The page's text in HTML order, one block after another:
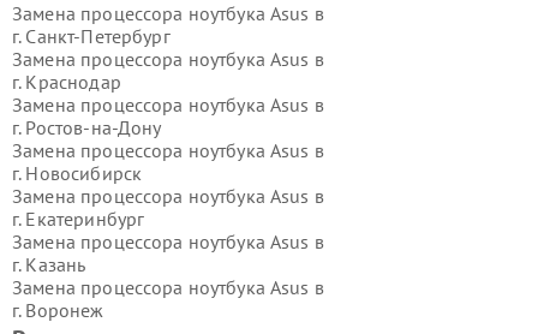
Замена процессора ноутбука Asus в
г. Санкт-Петербург
Замена процессора ноутбука Asus в
г. Краснодар
Замена процессора ноутбука Asus в
г. Ростов-на-Дону
Замена процессора ноутбука Asus в
г. Новосибирск
Замена процессора ноутбука Asus в
г. Екатеринбург
Замена процессора ноутбука Asus в
г. Казань
Замена процессора ноутбука Asus в
г. Воронеж